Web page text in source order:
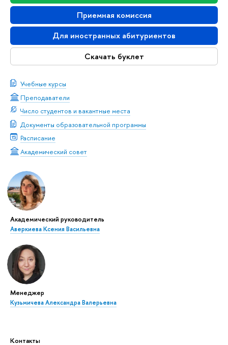
Приемная комиссия
Для иностранных абитуриентов
Скачать буклет
Учебные курсы
Преподаватели
Число студентов и вакантные места
Документы образовательной программы
Расписание
Академический совет
Академический руководитель
Аверкиева Ксения Васильевна
Менеджер
Кузьмичева Александра Валерьевна
Контакты